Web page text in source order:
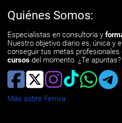
Quiénes Somos:
Especialistas en consultoría y
Nuestro objetivo diario es, única y
conseguir tus metas
cursos del momento. ¿Te apuntas?
Más sobre Femxa